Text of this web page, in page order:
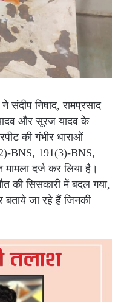
ने संदीप निषाद, रामप्रसाद
और सूरज यादव के
की गंभीर धाराओं
BNS, 191(3)-BNS,
दर्ज कर लिया है।
की सिसकारी में बदल गया,
बताये जा रहे हैं जिनकी